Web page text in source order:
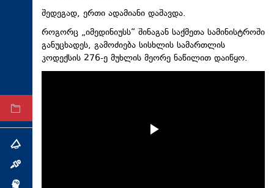
კულტურა
ტექნოლოგიები
შედეგად, ერთი ადამიანი დაშავდა.
როგორც „იმედინიუსს“ შინაგან საქმეთა სამინისტროში
განუცხადეს, გამოძიება სისხლის სამართლის
კოდექსის 276-ე მუხლის მეორე ნაწილით დაიწყო.